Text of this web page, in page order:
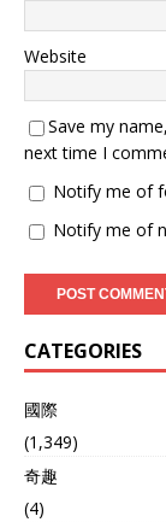
Website
Save my
next time I
Notify me of
Notify me of
CATEGORIES
國際
(1,349)
奇趣
(4)